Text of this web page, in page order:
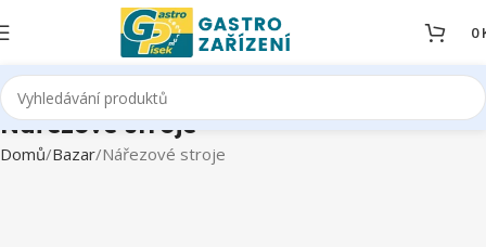
0
Nářezové stroje
Domů Bazar Nářezové stroje